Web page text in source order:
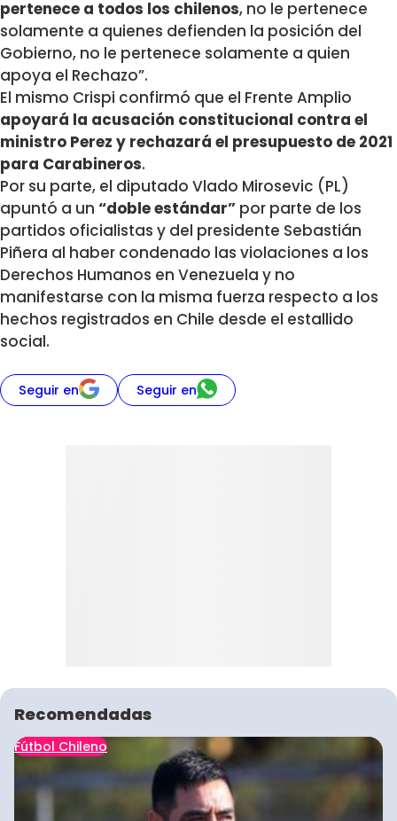
pertenece a todos los chilenos, no le pertenece
solamente a quienes defienden la posición del
Gobierno, no le pertenece solamente a quien
apoya el Rechazo”.
El mismo Crispi confirmó que el Frente Amplio
apoyará la acusación constitucional contra el
ministro Perez y rechazará el presupuesto de 2021
para Carabineros.
Por su parte, el diputado Vlado Mirosevic (PL)
apuntó a un “doble estándar” por parte de los
partidos oficialistas y del presidente Sebastián
Piñera al haber condenado las violaciones a los
Derechos Humanos en Venezuela y no
manifestarse con la misma fuerza respecto a los
hechos registrados en Chile desde el estallido
social.
Seguir en Seguir en
Recomendadas
Fútbol Chileno